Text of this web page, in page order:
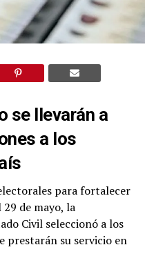
se llevarán a
a los
para fortalecer
de mayo, la
Civil seleccionó a los
prestarán su servicio en